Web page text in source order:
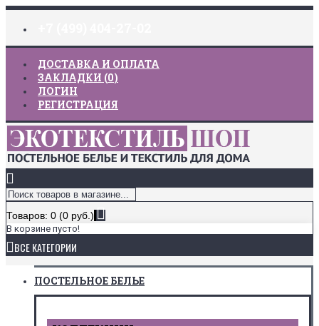
ДОСТАВКА И ОПЛАТА
ЗАКЛАДКИ (0)
ЛОГИН
РЕГИСТРАЦИЯ
Товаров: 0 (0 руб.)
В корзине пусто!
ВСЕ КАТЕГОРИИ
ПОСТЕЛЬНОЕ БЕЛЬЕ